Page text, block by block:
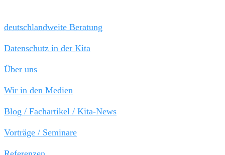
deutschlandweite Beratung
Datenschutz in der Kita
Über uns
Wir in den Medien
Blog / Fachartikel / Kita-News
Vorträge / Seminare